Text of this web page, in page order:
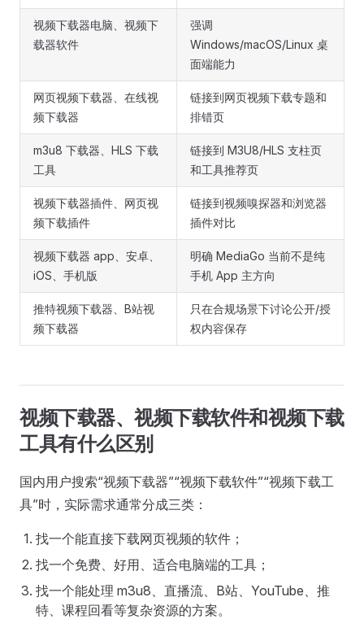
视频下载器电脑、视频下
载器软件
强调
Windows/macOS/Linux 桌
面端能力
网页视频下载器、在线视
频下载器
链接到网页视频下载专题和
排错页
m3u8 下载器、HLS 下载
工具
链接到 M3U8/HLS 支柱页
和工具推荐页
视频下载器插件、网页视
频下载插件
链接到视频嗅探器和浏览器
插件对比
视频下载器 app、安卓、
iOS、手机版
明确 MediaGo 当前不是纯
手机 App 主方向
推特视频下载器、B站视
频下载器
只在合规场景下讨论公开/授
权内容保存
视频下载器、视频下载软件和视频下载
工具有什么区别
国内用户搜索“视频下载器”“视频下载软件”“视频下载工
具”时，实际需求通常分成三类：
找一个能直接下载网页视频的软件；
找一个免费、好用、适合电脑端的工具；
找一个能处理 m3u8、直播流、B站、YouTube、推
特、课程回看等复杂资源的方案。